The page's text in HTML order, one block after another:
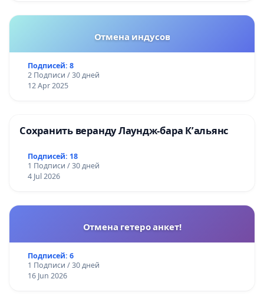
Отмена индусов
Подписей: 8
2 Подписи / 30 дней
12 Apr 2025
Сохранить веранду Лаундж-бара К’альянс
Подписей: 18
1 Подписи / 30 дней
4 Jul 2026
Отмена гетеро анкет!
Подписей: 6
1 Подписи / 30 дней
16 Jun 2026